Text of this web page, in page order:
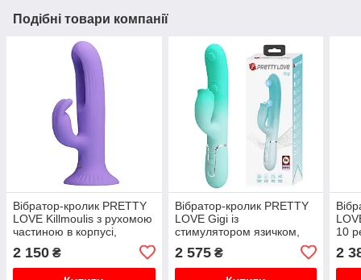
Подібні товари компанії
Вібратор-кролик PRETTY
LOVE Killmoulis з рухомою
частиною в корпусі,
фіолетовий, 17.5 х 3.4 см
2 150 ₴
Вібратор-кролик PRETTY
LOVE Gigi із
стимулятором язичком,
блакитний, 22.8 х 3.4 см
2 575₴
10
2